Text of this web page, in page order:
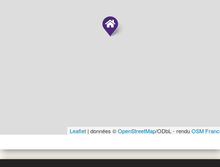
Leaflet | données ©OpenStreetMap/ODbL - renduOSM